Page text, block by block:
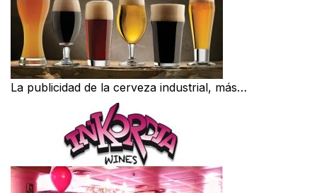
La publicidad de la cerveza industrial, más…